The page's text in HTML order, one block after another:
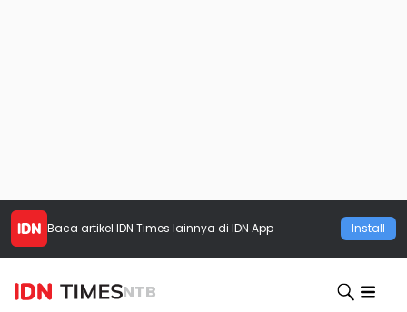
Baca artikel IDN Times lainnya di IDN App Install
NTB